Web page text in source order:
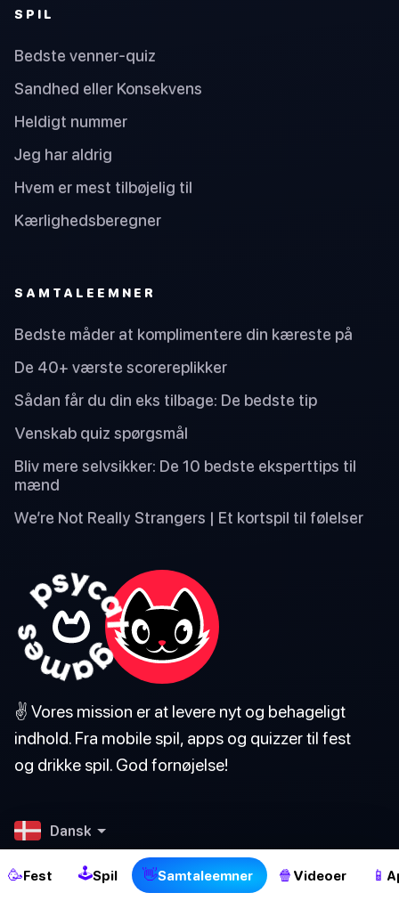
🥳Fest 🕹Spil 👋Samtaleemner 🍿 Videoer 📱
SPIL
Bedste venner-quiz
Sandhed eller Konsekvens
Heldigt nummer
Jeg har aldrig
Hvem er mest tilbøjelig til
Kærlighedsberegner
SAMTALEEMNER
Bedste måder at komplimentere din kæreste på
De 40+ værste scorereplikker
Sådan får du din eks tilbage: De bedste tip
Venskab quiz spørgsmål
Bliv mere selvsikker: De 10 bedste eksperttips til
mænd
We’re Not Really Strangers | Et kortspil til følelser
✌️ Vores mission er at levere nyt og behageligt
indhold. Fra mobile spil, apps og quizzer til fest
og drikke spil. God fornøjelse!
Dansk
Om os